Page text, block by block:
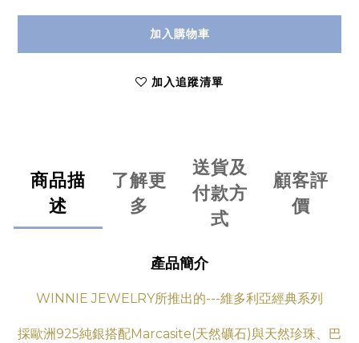
加入購物車
加入追蹤清單
商品描
述
了解更
多
送貨及
付款方
式
顧客評
價
產品簡介
WINNIE JEWELRY所推出的---維多利亞經典系列
採歐洲925純銀搭配Marcasite(天然礦石)與天然珍珠、巴